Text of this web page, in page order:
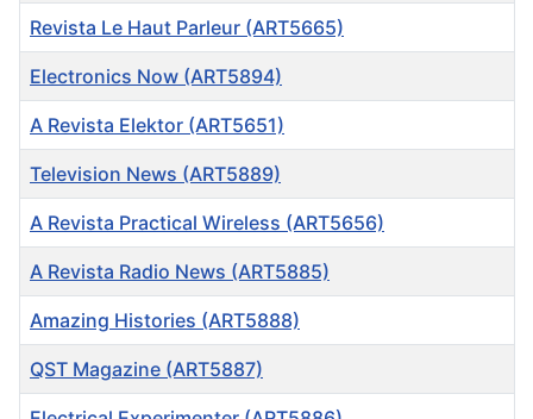
Revista Le Haut Parleur (ART5665)
Electronics Now (ART5894)
A Revista Elektor (ART5651)
Television News (ART5889)
A Revista Practical Wireless (ART5656)
A Revista Radio News (ART5885)
Amazing Histories (ART5888)
QST Magazine (ART5887)